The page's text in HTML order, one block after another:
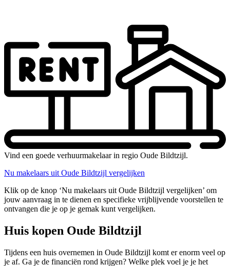
Vind een goede verhuurmakelaar in regio Oude Bildtzijl.
Nu makelaars uit Oude Bildtzijl vergelijken
Klik op de knop ‘Nu makelaars uit Oude Bildtzijl vergelijken’ om
jouw aanvraag in te dienen en specifieke vrijblijvende voorstellen te
ontvangen die je op je gemak kunt vergelijken.
Huis kopen Oude Bildtzijl
Tijdens een huis overnemen in Oude Bildtzijl komt er enorm veel op
je af. Ga je de financiën rond krijgen? Welke plek voel je je het